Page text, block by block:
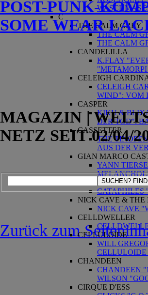
C
THE CALM GREY
THE CALM
THE CALM
CANDELILLA
K.FLAY
CELEIGH
CELEIGH
WIND": VOM
CASPER
KIKU &
DER TOD":
CASSETTER
THE
AUS DER
GIAN MARCO
YANN
CATAPHILES
CATAPHILES
NICK CAVE & THE
NICK CAVE
CELLDWELLER
CELLULOIDE
WILL
CELLULOIDE
CHANDEEN
CHANDEEN
WILSON
CIRQUE D'ESS
POST-PUNK-
SOME WEAR
MAGAZIN |
NETZ SEIT 02/04/
SUCHEN?
Zurück zum